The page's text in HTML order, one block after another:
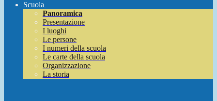
Scuola
Panoramica
Presentazione
I luoghi
Le persone
I numeri della scuola
Le carte della scuola
Organizzazione
La storia